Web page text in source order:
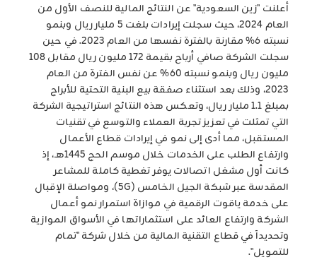
أعلنت "زين السعودية" عن النتائج المالية للنصف الأول من
العام 2024، حيث سجلت إيرادات بلغت 5 مليار ريال وبنمو
نسبته 6% مقارنة بالفترة نفسها من العام 2023. في حين
سجلت الشركة صافي أرباح بقيمة 172 مليون ريال مقابل 108
مليون ريال وبنمو نسبته 60% عن نفس الفترة من العام
2023، وذلك بعد استثناء صفقة بيع البنية التحتية للأبراج
بمبلغ 1.1 مليار ريال، وتعكس هذه النتائج استراتيجية الشركة
التي تمثلت في تعزيز تجربة العملاء والتوسع في تقنيات
المستقبل، مما أدى إلى نمو في إيرادات قطاع الأعمال
وارتفاع الطلب على الخدمات خلال موسم الحج 1445هـ، إذ
كانت أول مشغل اتصالات يوفر تغطية كاملة للمشاعر
المقدسة عبر شبكة الجيل الخامس (5G)، ومواصلة الإقبال
على خدمة ياقوت الرقمية في موازاة استمرار نمو أعمال
الشركة وارتفاع العائد على استثماراتها في الأسواق الموازية
وتحديداَ في قطاع التقنية المالية من خلال شركة "تمام
للتمويل".